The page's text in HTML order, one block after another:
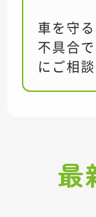
車を守
不具合
にご相
最